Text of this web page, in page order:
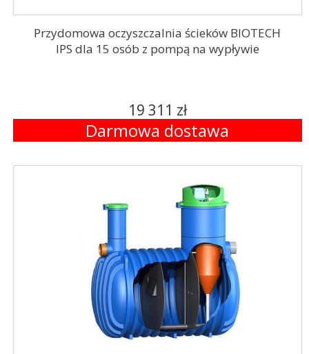
Przydomowa oczyszczalnia ścieków BIOTECH
IPS dla 15 osób z pompą na wypływie
19 311 zł
Darmowa dostawa